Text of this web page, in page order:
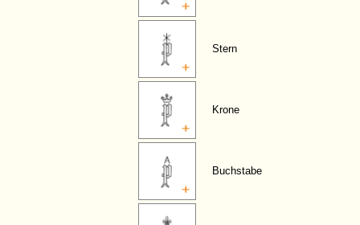
Stern
Krone
Buchstabe